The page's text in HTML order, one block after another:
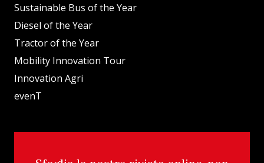
Sustainable Bus of the Year
Diesel of the Year
Tractor of the Year
Mobility Innovation Tour
Innovation Agri
evenT